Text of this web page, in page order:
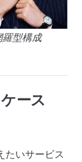
型構成
ース
たいサービス